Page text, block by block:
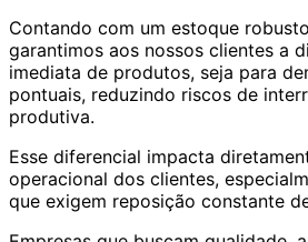
Contando com um estoque
garantimos aos nossos clientes a
imediata de produtos, seja para
pontuais, reduzindo riscos de
produtiva.
Esse diferencial impacta
operacional dos clientes,
que exigem reposição constante